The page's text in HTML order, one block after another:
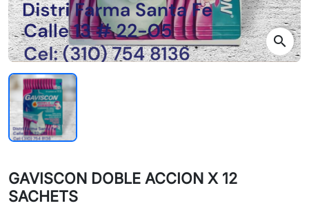
search
GAVISCON DOBLE ACCION X 12
SACHETS